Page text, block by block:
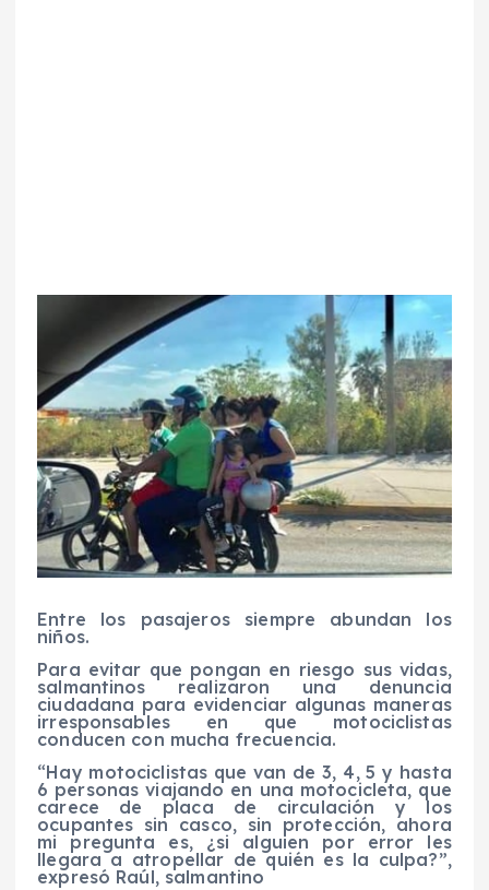
Entre los pasajeros siempre abundan los
niños.
Para evitar que pongan en riesgo sus vidas,
salmantinos realizaron una denuncia
ciudadana para evidenciar algunas maneras
irresponsables en que motociclistas
conducen con mucha frecuencia.
“Hay motociclistas que van de 3, 4, 5 y hasta
6 personas viajando en una motocicleta, que
carece de placa de circulación y los
ocupantes sin casco, sin protección, ahora
mi pregunta es, ¿si alguien por error les
llegara a atropellar de quién es la culpa?”,
expresó Raúl, salmantino